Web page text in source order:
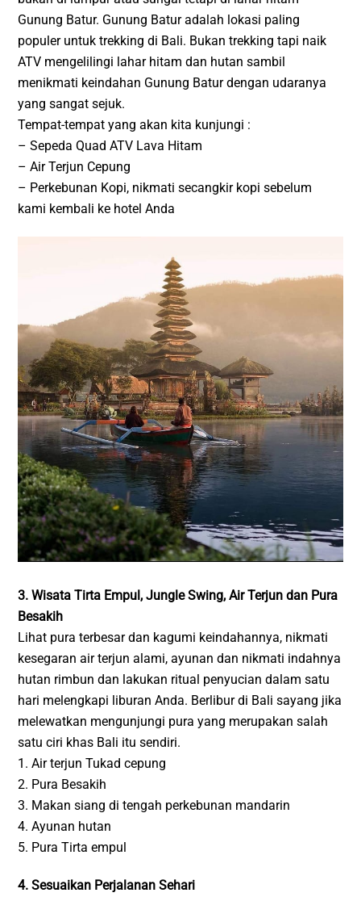
Gunung Batur. Gunung Batur adalah lokasi paling
populer untuk trekking di Bali. Bukan trekking tapi naik
ATV mengelilingi lahar hitam dan hutan sambil
menikmati keindahan Gunung Batur dengan udaranya
yang sangat sejuk.
Tempat-tempat yang akan kita kunjungi :
– Sepeda Quad ATV Lava Hitam
– Air Terjun Cepung
– Perkebunan Kopi, nikmati secangkir kopi sebelum
kami kembali ke hotel Anda
3. Wisata Tirta Empul, Jungle Swing, Air Terjun dan Pura
Besakih
Lihat pura terbesar dan kagumi keindahannya, nikmati
kesegaran air terjun alami, ayunan dan nikmati indahnya
hutan rimbun dan lakukan ritual penyucian dalam satu
hari melengkapi liburan Anda. Berlibur di Bali sayang jika
melewatkan mengunjungi pura yang merupakan salah
satu ciri khas Bali itu sendiri.
1. Air terjun Tukad cepung
2. Pura Besakih
3. Makan siang di tengah perkebunan mandarin
4. Ayunan hutan
5. Pura Tirta empul
4. Sesuaikan Perjalanan Sehari